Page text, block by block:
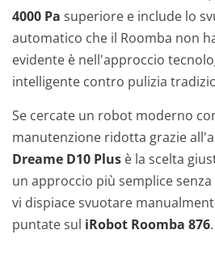
4000 Pa superiore e include lo
automatico che il Roomba non
evidente è nell'approccio
intelligente contro pulizia
Se cercate un robot moderno
manutenzione ridotta grazie
Dreame D10 Plus è la scelta
un approccio più semplice
vi dispiace svuotare
puntate sul iRobot Roomba 876.